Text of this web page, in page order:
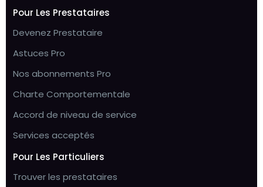
Pour Les Prestataires
Devenez Prestataire
Astuces Pro
Nos abonnements Pro
Charte Comportementale
Accord de niveau de service
Services acceptés
Pour Les Particuliers
Trouver les prestataires